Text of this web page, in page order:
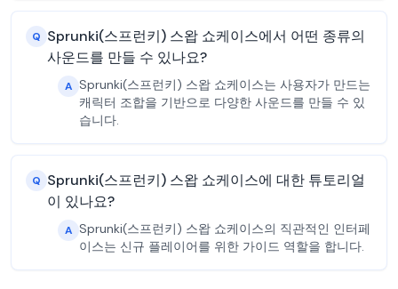
Q Sprunki(스프런키) 스왑 쇼케이스에서 어떤 종류의
사운드를 만들 수 있나요?
A Sprunki(스프런키) 스왑 쇼케이스는 사용자가 만드는
캐릭터 조합을 기반으로 다양한 사운드를 만들 수 있
습니다.
Q Sprunki(스프런키) 스왑 쇼케이스에 대한 튜토리얼
이 있나요?
A Sprunki(스프런키) 스왑 쇼케이스의 직관적인 인터페
이스는 신규 플레이어를 위한 가이드 역할을 합니다.